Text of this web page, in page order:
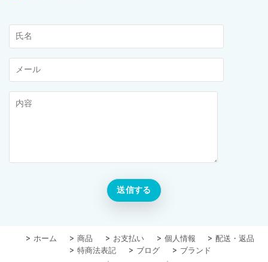
ホーム 商品 お支払い 個人情報
配送・返品
特商法表記
ブログ ブランド